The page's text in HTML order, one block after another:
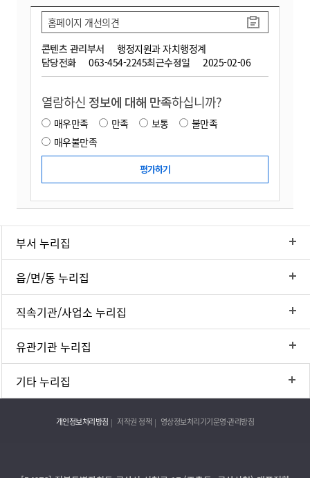
콘텐츠 관리부서
행정지원과 자치행정계
담당전화
063-454-2245최근수정일 2025-02-06
홈페이지 개선의견
열람하신 정보에 대해 만족하십니까?
매우만족 만족 보통
불만족
매우불만족
부서 누리집
읍/면/동 누리집
직속기관/사업소 누리집
유관기관 누리집
기타 누리집
개인정보처리방침 저작권 정책 영상정보처리기기운영·관리방침